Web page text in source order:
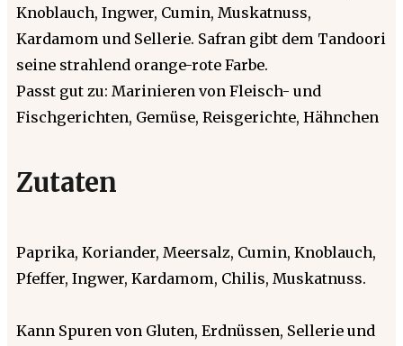
Knoblauch, Ingwer, Cumin, Muskatnuss,
Kardamom und Sellerie. Safran gibt dem Tandoori
seine strahlend orange-rote Farbe.
Passt gut zu: Marinieren von Fleisch- und
Fischgerichten, Gemüse, Reisgerichte, Hähnchen
Zutaten
Paprika, Koriander, Meersalz, Cumin, Knoblauch,
Pfeffer, Ingwer, Kardamom, Chilis, Muskatnuss.
Kann Spuren von Gluten, Erdnüssen, Sellerie und